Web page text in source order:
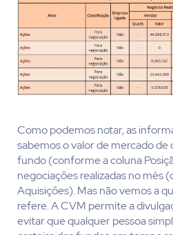
Como podemos notar, as
sabemos o valor de mercado de
fundo (conforme a coluna
negociações realizadas no mês
Aquisições). Mas não vemos a
refere. A CVM permite a
evitar que qualquer pessoa